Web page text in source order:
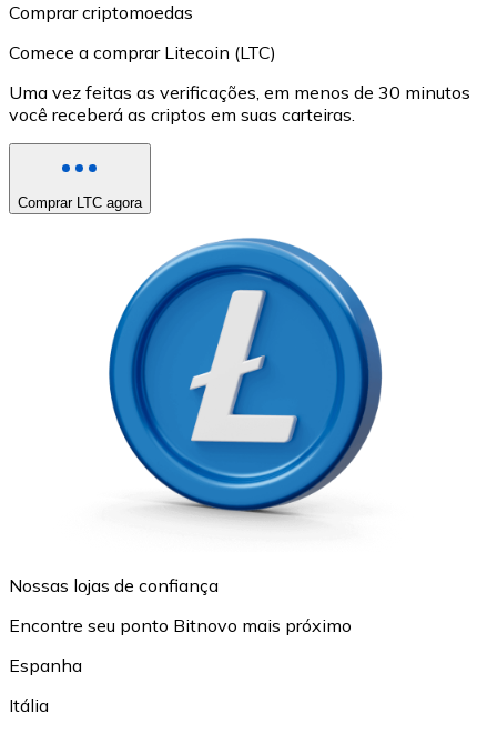
Comprar criptomoedas
Comece a comprar Litecoin (LTC)
Uma vez feitas as verificações, em menos de 30 minutos
você receberá as criptos em suas carteiras.
Comprar LTC agora
Nossas lojas de confiança
Encontre seu ponto Bitnovo mais próximo
Espanha
Itália